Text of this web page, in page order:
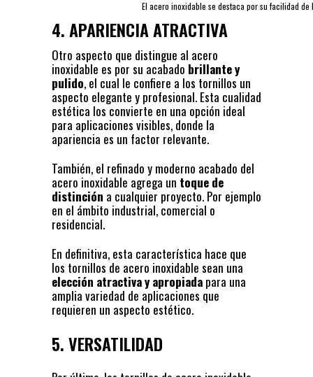
El acero inoxidable se destaca por su facilidad
4. APARIENCIA ATRACTIVA
Otro aspecto que distingue al acero
inoxidable es por su acabado brillante y
pulido, el cual le confiere a los tornillos un
aspecto elegante y profesional. Esta cualidad
estética los convierte en una opción ideal
para aplicaciones visibles, donde la
apariencia es un factor relevante.
También, el refinado y moderno acabado del
acero inoxidable agrega un toque de
distinción a cualquier proyecto. Por ejemplo
en el ámbito industrial, comercial o
residencial.
En definitiva, esta característica hace que
los tornillos de acero inoxidable sean una
elección atractiva y apropiada para una
amplia variedad de aplicaciones que
requieren un aspecto estético.
5. VERSATILIDAD